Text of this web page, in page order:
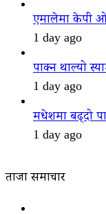
एमालेमा केपी
1 day ago
पाक्न थाल्यो
1 day ago
मधेशमा बढ्दो
1 day ago
ताजा समाचार